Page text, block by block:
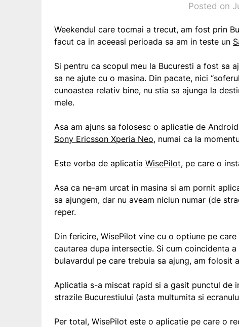
Posted on
Weekendul care tocmai a trecut, am fost prin
facut ca in aceeasi perioada sa am in teste un
Si pentru ca scopul meu la Bucuresti a fost sa
sa ne ajute cu o masina. Din pacate, nici
cunoastea relativ bine, nu stia sa ajunga la
mele.
Asa am ajuns sa folosesc o aplicatie de
Sony Ericsson Xperia Neo, numai ca la
Este vorba de aplicatia WisePilot, pe care o
Asa ca ne-am urcat in masina si am pornit
sa ajungem, dar nu aveam niciun numar (de
reper.
Din fericire, WisePilot vine cu o optiune pe
cautarea dupa intersectie. Si cum coincidenta
bulavardul pe care trebuia sa ajung, am folosit
Aplicatia s-a miscat rapid si a gasit punctul de
strazile Bucurestiului (asta multumita si
Per total, WisePilot este o aplicatie pe care o